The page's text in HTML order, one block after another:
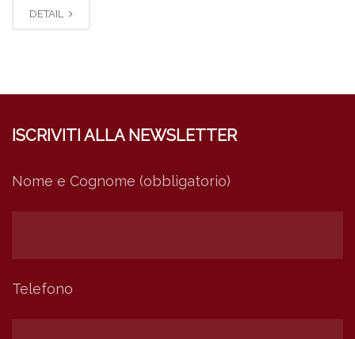
DETAIL
ISCRIVITI ALLA NEWSLETTER
Nome e Cognome (obbligatorio)
Telefono